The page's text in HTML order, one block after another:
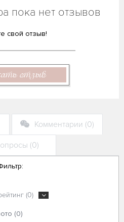
пока нет отзывов
свой отзыв!
отзыв
Комментарии (0)
(0)
(0)
(0)